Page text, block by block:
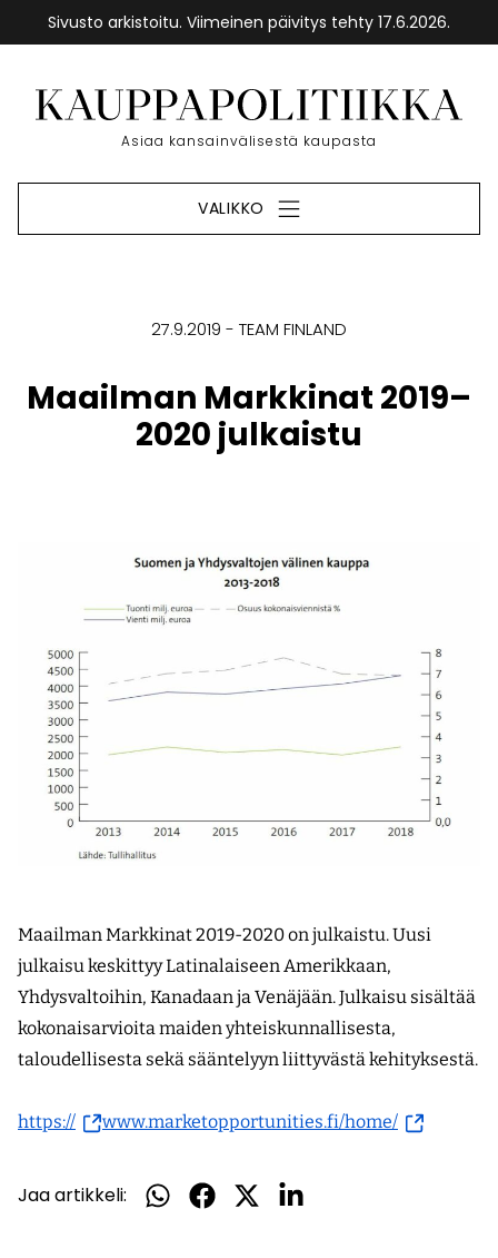
Sivusto arkistoitu. Viimeinen päivitys tehty 17.6.2026.
sisältöön
Etusivu
Asiaa kansainvälisestä kaupasta
VALIKKO
27.9.2019 TEAM FINLAND
Maailman Markkinat 2019–
2020 julkaistu
Maailman Markkinat 2019-2020 on julkaistu. Uusi
julkaisu keskittyy Latinalaiseen Amerikkaan,
Yhdysvaltoihin, Kanadaan ja Venäjään. Julkaisu sisältää
kokonaisarvioita maiden yhteiskunnallisesta,
taloudellisesta sekä sääntelyyn liittyvästä kehityksestä.
https://(siirryt
palveluun)
www.marketopportunities.fi/home/(siirryt
Jaa artikkeli:
Jaa
Jaa
Jaa
Jaa